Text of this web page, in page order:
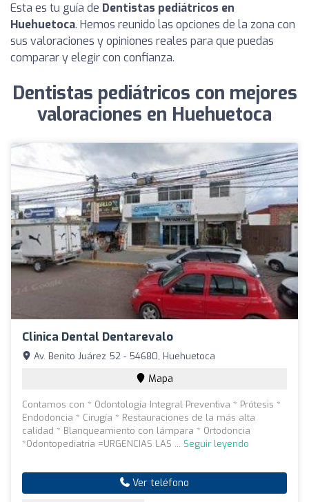
Esta es tu guía de Dentistas pediátricos en
Huehuetoca. Hemos reunido las opciones de la zona con
sus valoraciones y opiniones reales para que puedas
comparar y elegir con confianza.
Dentistas pediátricos con mejores
valoraciones en Huehuetoca
Clinica Dental Dentarevalo
Av. Benito Juárez 52 - 54680, Huehuetoca
Mapa
Contamos con * Odontología Integral Preventiva * Prótesis *
Endodoncia * Cirugía * Restauraciones de la más alta
calidad * Blanqueamiento con lámpara * Ortodoncia
*Odontopediatria =URGENCIAS LAS ... Seguir leyendo
Ver teléfono